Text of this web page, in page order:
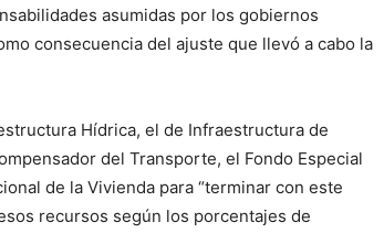
asumidas por los gobiernos
consecuencia del ajuste que llevó a cabo la
Hídrica, el de Infraestructura de
del Transporte, el Fondo Especial
de la Vivienda para “terminar con este
recursos según los porcentajes de